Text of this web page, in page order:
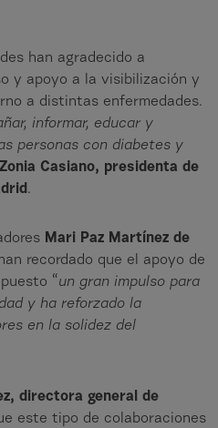
han agradecido a
y apoyo a la visibilización y
a distintas enfermedades.
informar, educar y
personas con diabetes y
Zonia Casiano, presidenta de
.
Mari Paz Martínez de
recordado que el apoyo de
“un gran impulso para
y ha reforzado la
en la solidez del
directora general de
este tipo de colaboraciones